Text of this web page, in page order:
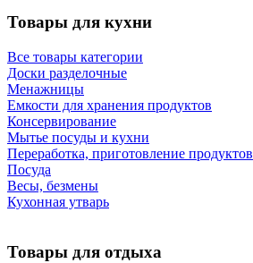
Товары для кухни
Все товары категории
Доски разделочные
Менажницы
Емкости для хранения продуктов
Консервирование
Мытье посуды и кухни
Переработка, приготовление продуктов
Посуда
Весы, безмены
Кухонная утварь
Товары для отдыха